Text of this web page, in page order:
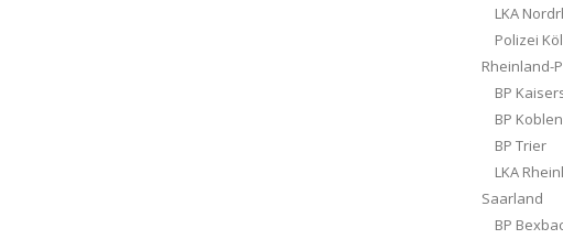
LKA
Polizei
Rheinland-
BP
BP
BP Trier
LKA
Saarland
BP